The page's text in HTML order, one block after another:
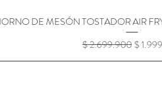
Vista rápida
DE MESÓN TOSTADOR AIR
Precio
$ 2.699.900 Precio
$